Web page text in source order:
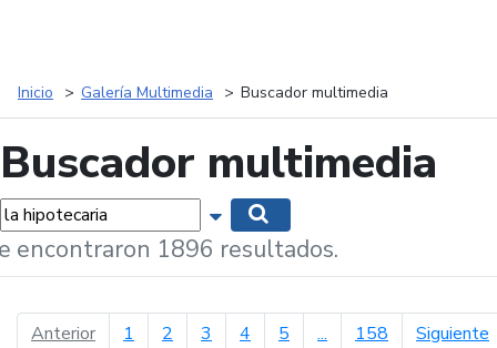
Inicio Galería Multimedia Buscador multimedia
Buscador multimedia
Mostrar opciones de búsqueda
encontraron 1896 resultados.
Anteriorpágina anterior
1 2 3 4 5 ... 158 Siguiente